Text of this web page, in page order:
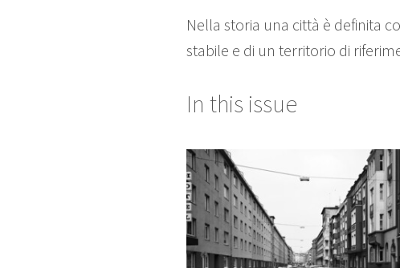
Nella storia una città è definita
stabile e di un territorio di
In this issue